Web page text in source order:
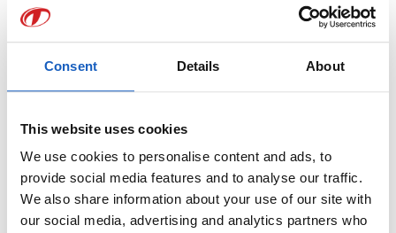
Consent Details About
This website uses cookies
We use cookies to personalise content and ads, to
provide social media features and to analyse our traffic.
We also share information about your use of our site with
our social media, advertising and analytics partners who
Studieprofielen
Tosec is een(plaat)staalverwerkend bedrijf
Daarnaast ontwikkelen wij onze eigen software en beheren wij ons
netwerk. Daarom zijn er ook leerwerkplekken beschikbaar binnenICT
(systeembeheer)enIT (software development).